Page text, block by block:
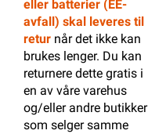
eller batterier (EE-
avfall) skal leveres til
retur når det ikke kan
brukes lenger. Du kan
returnere dette gratis i
en av våre varehus
og/eller andre butikker
som selger samme